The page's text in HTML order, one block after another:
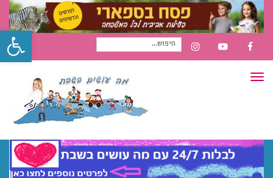
FACEBOOK
YOUTUBE
INSTAGRAM
חיפוש
תפריט
פתח